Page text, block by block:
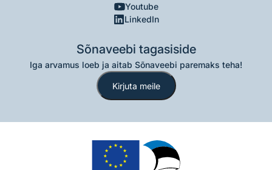
Youtube
LinkedIn
Sõnaveebi tagasiside
Iga arvamus loeb ja aitab Sõnaveebi paremaks teha!
Kirjuta meile